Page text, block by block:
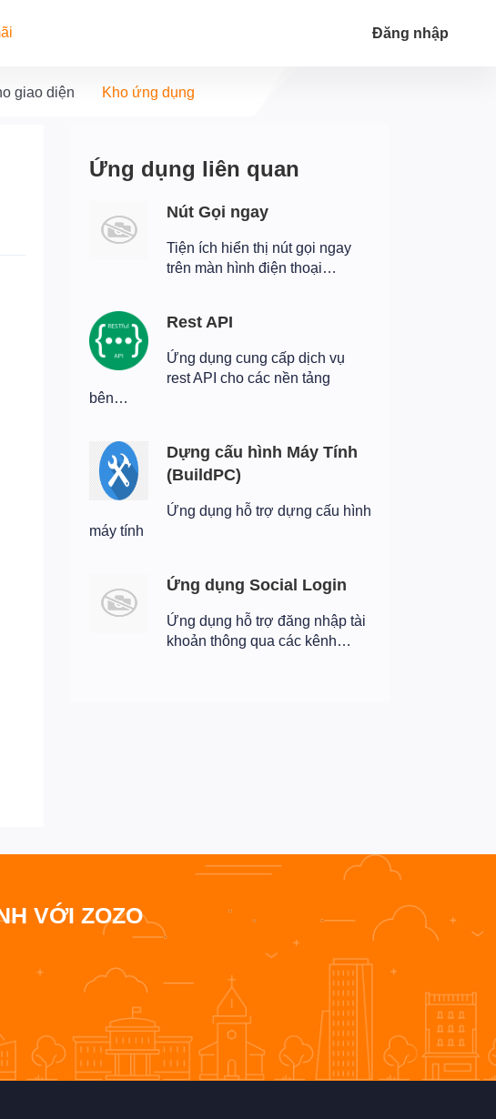
Đăng nhập
giao diện Kho ứng dụng
Ứng dụng liên quan
Nút Gọi ngay
Tiện ích hiển thị nút gọi ngay
trên màn hình điện thoại…
Rest API
Ứng dụng cung cấp dịch vụ
rest API cho các nền tảng
bên…
Dựng cấu hình Máy Tính
(BuildPC)
Ứng dụng hỗ trợ dựng cấu hình
máy tính
Ứng dụng Social Login
Ứng dụng hỗ trợ đăng nhập tài
khoản thông qua các kênh…
VỚI ZOZO